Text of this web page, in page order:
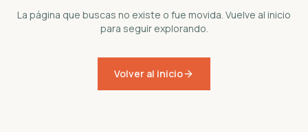
La página que buscas no existe o fue movida. Vuelve al inicio
para seguir explorando.
Volver al inicio